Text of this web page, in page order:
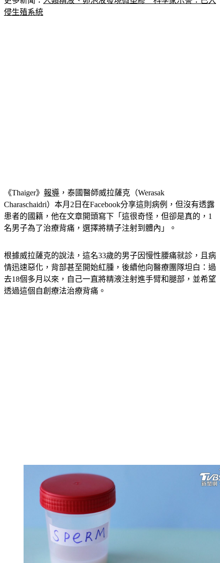
更多新聞：
《Thaiger》報導，泰國醫師威拉薩克（Werasak
Charaschaidri）本月2日在Facebook分享這則病例，但沒有透露
患者的國籍，他在文章開頭寫下「這很奇怪，但卻是真的，1
根據威拉薩克的說法，這名33歲的男子因慢性腰痛就診，且病
情迅速惡化，背部甚至開始紅腫，後續他向醫療團隊坦白：過
去18個多月以來，自己一直將精液注射進手臂和腿部，並希望